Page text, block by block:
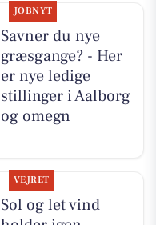
JOBNYT
Savner du nye
græsgange? - Her
er nye ledige
stillinger i Aalborg
og omegn
VEJRET
Sol og let vind